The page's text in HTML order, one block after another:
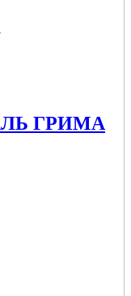
ГРИМА